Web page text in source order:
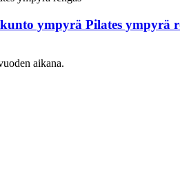
ympyrä Pilates ympyrä
aikana.